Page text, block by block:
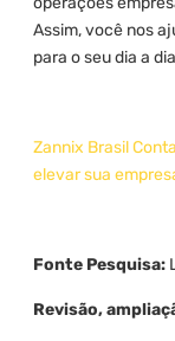
Assim, você nos
para o seu dia a
Zannix Brasil
elevar sua
Fonte Pesquisa:
Revisão,